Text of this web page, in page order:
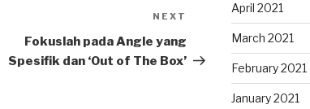
NEXT
Fokuslah pada Angle yang
Spesifik dan ‘Out of The Box’
April 2021
March 2021
February 2021
January 2021